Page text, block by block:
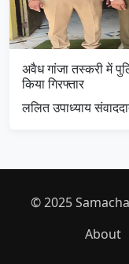
अवैध गांजा तस्करी में
किया गिरफ्तार
ललित उपाध्याय
© 2025
About